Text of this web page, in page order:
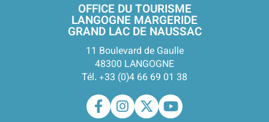
OFFICE DU TOURISME
LANGOGNE MARGERIDE
GRAND LAC DE NAUSSAC
11 Boulevard de Gaulle
48300 LANGOGNE
Tél. +33 (0)4 66 69 01 38